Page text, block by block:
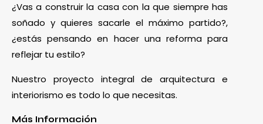
¿Vas a construir la casa con la que siempre has
soñado y quieres sacarle el máximo partido?,
¿estás pensando en hacer una reforma para
reflejar tu estilo?
Nuestro proyecto integral de arquitectura e
interiorismo es todo lo que necesitas.
Más Información